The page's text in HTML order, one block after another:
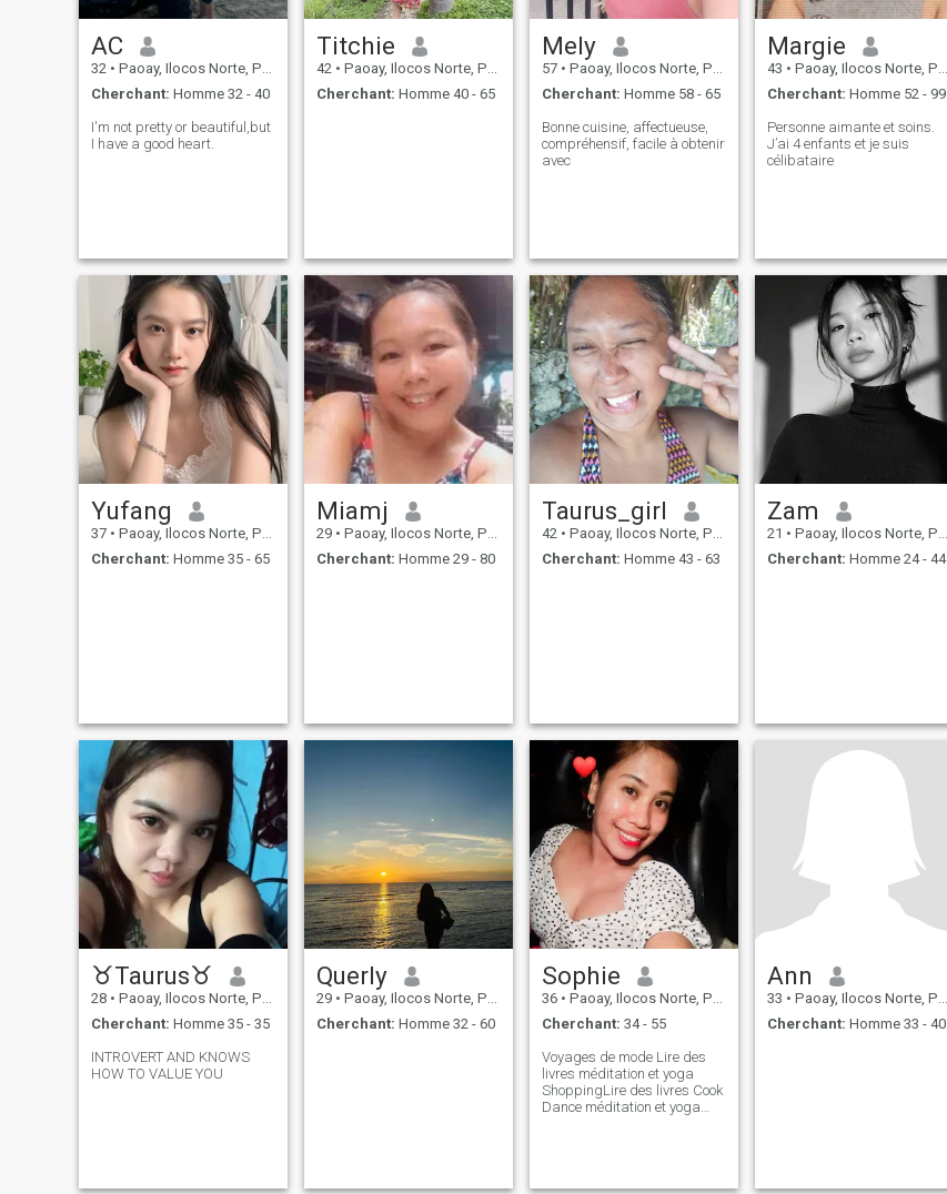
AC
32 • Paoay, Ilocos Norte, Philippines
Cherchant: Homme 32 - 40
I'm not pretty or beautiful,but
I have a good heart.
Titchie
42 • Paoay, Ilocos Norte, Philippines
Cherchant: Homme 40 - 65
Mely
57 • Paoay, Ilocos Norte, Philippines
Cherchant: Homme 58 - 65
Bonne cuisine, affectueuse,
compréhensif, facile à obtenir
avec
Margie
43 • Paoay, Ilocos Norte, Philippines
Cherchant: Homme 52 - 99
Personne aimante et soins.
J’ai 4 enfants et je suis
célibataire
Yufang
37 • Paoay, Ilocos Norte, Philippines
Cherchant: Homme 35 - 65
Miamj
29 • Paoay, Ilocos Norte, Philippines
Cherchant: Homme 29 - 80
Taurus_girl
42 • Paoay, Ilocos Norte, Philippines
Cherchant: Homme 43 - 63
Zam
21 • Paoay, Ilocos Norte, Philippines
Cherchant: Homme 24 - 44
♉Taurus♉
28 • Paoay, Ilocos Norte, Philippines
Cherchant: Homme 35 - 35
INTROVERT AND KNOWS
HOW TO VALUE YOU
Querly
29 • Paoay, Ilocos Norte, Philippines
Cherchant: Homme 32 - 60
Sophie
36 • Paoay, Ilocos Norte, Philippines
Cherchant: 34 - 55
Voyages de mode Lire des
livres méditation et yoga
ShoppingLire des livres Cook
Dance méditation et yoga
Ann
33 • Paoay, Ilocos Norte, Philippines
Cherchant: Homme 33 - 40